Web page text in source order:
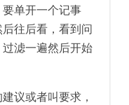
单开一个记事
往后看，看到问
滤一遍然后开始
议或者叫要求，